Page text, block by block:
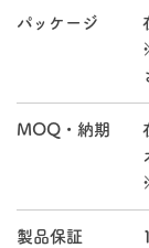
パッケージ
MOQ・納期
製品保証